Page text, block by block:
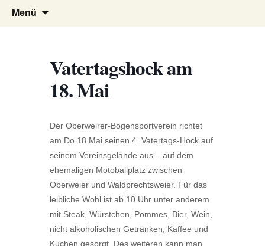
Oberweierer Bogensportverein
Bogenschießen in Gaggenau am Fuße
des Eichelbergs zwischen Karlsruhe und
Menü
Vatertagshock am
18. Mai
Der Oberweirer-Bogensportverein richtet
am Do.18 Mai seinen 4. Vatertags-Hock auf
seinem Vereinsgelände aus – auf dem
ehemaligen Motoballplatz zwischen
Oberweier und Waldprechtsweier. Für das
leibliche Wohl ist ab 10 Uhr unter anderem
mit Steak, Würstchen, Pommes, Bier, Wein,
nicht alkoholischen Getränken, Kaffee und
Kuchen gesorgt. Des weiteren kann man